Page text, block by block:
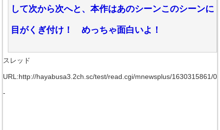
して次から次へと、本作はあのシーンこのシーンに
目がくぎ付け！ めっちゃ面白いよ！
スレッド
URL:http://hayabusa3.2ch.sc/test/read.cgi/mnewsplus/1630315861/0
-